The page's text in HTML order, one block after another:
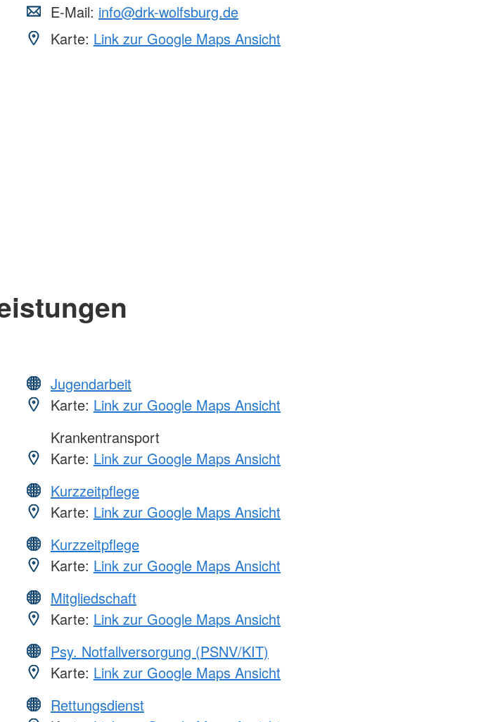
E-Mail: info@drk-wolfsburg.de
Karte: Link zur Google Maps Ansicht
Jugendarbeit
Karte: Link zur Google Maps Ansicht
Krankentransport
Karte: Link zur Google Maps Ansicht
Kurzzeitpflege
Karte: Link zur Google Maps Ansicht
Kurzzeitpflege
Karte: Link zur Google Maps Ansicht
Mitgliedschaft
Karte: Link zur Google Maps Ansicht
Psy. Notfallversorgung (PSNV/KIT)
Karte: Link zur Google Maps Ansicht
Rettungsdienst